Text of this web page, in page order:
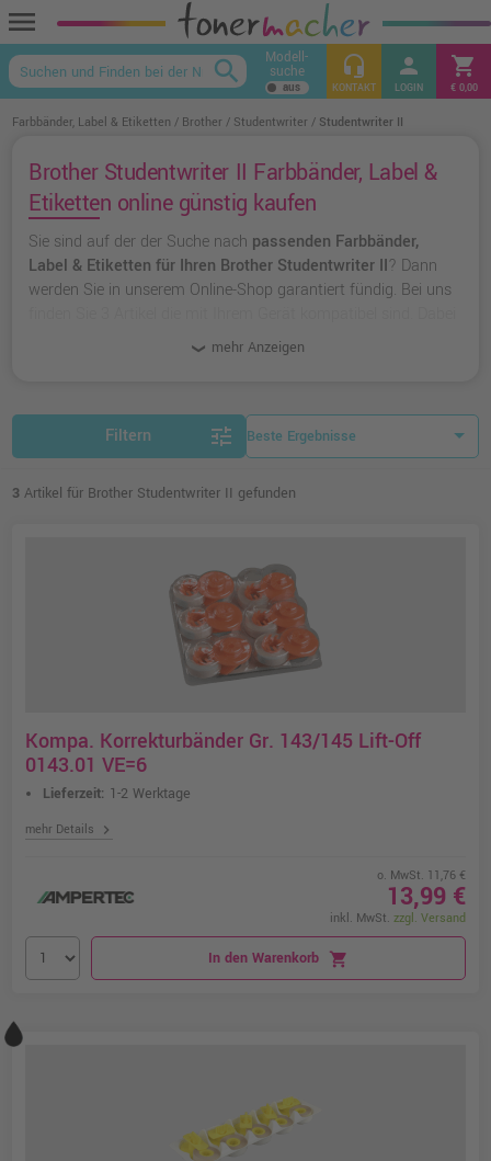
menu
keyboard_arrow_up
search Modell-
suche headset_mic
KONTAKT
person
LOGIN
shopping_cart
€ 0,00
Farbbänder, Label & Etiketten Brother Studentwriter Studentwriter II
Brother Studentwriter II Farbbänder, Label &
Etiketten online günstig kaufen
Sie sind auf der der Suche nach passenden Farbbänder,
Label & Etiketten für Ihren Brother Studentwriter II? Dann
werden Sie in unserem Online-Shop garantiert fündig. Bei uns
originalen Farbbänder, Label & Etiketten von
unserer Hausmarke Ampertec
mehr Anzeigen
Filtern tune
3 Artikel für Brother Studentwriter II gefunden
Kompa. Korrekturbänder Gr. 143/145 Lift-Off
0143.01 VE=6
Lieferzeit: 1-2 Werktage
mehr Details chevron_right
o. MwSt. 11,76 €
13,99 €
inkl. MwSt. zzgl. Versand
In den Warenkorb shopping_cart